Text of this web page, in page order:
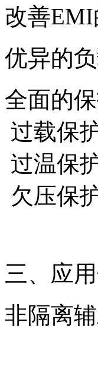
改善
优异的
全面的
过载保
过温保
欠压保
三、应
非隔离